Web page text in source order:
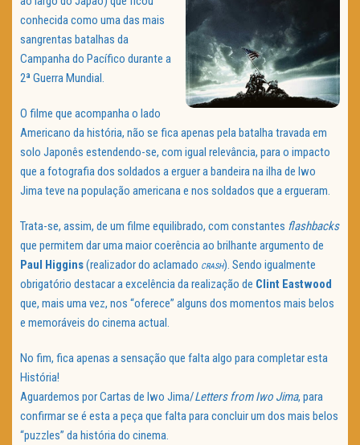
conhecida como uma das mais
sangrentas batalhas da
Campanha do Pacífico durante a
2ª Guerra Mundial.
O filme que acompanha o lado
Americano da história, não se fica apenas pela batalha travada em
solo Japonês estendendo-se, com igual relevância, para o impacto
que a fotografia dos soldados a erguer a bandeira na ilha de Iwo
Jima teve na população americana e nos soldados que a ergueram.
Trata-se, assim, de um filme equilibrado, com constantes flashbacks
que permitem dar uma maior coerência ao brilhante argumento de
Paul Higgins(realizador do aclamado CRASH). Sendo igualmente
obrigatório destacar a excelência da realização de Clint Eastwood
que, mais uma vez, nos “oferece” alguns dos momentos mais belos
e memoráveis do cinema actual.
No fim, fica apenas a sensação que falta algo para completar esta
História!
Aguardemos por Cartas de Iwo Jima/Letters from Iwo Jima, para
confirmar se é esta a peça que falta para concluir um dos mais belos
“puzzles” da história do cinema.